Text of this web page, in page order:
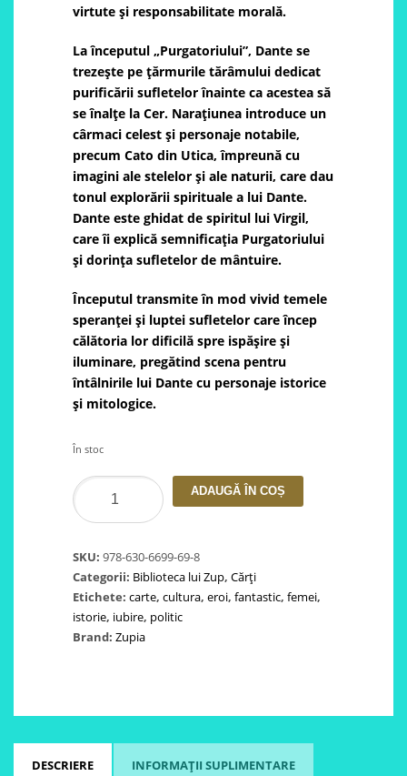
virtute și responsabilitate morală.
La începutul „Purgatoriului”, Dante se
trezește pe țărmurile tărâmului dedicat
purificării sufletelor înainte ca acestea să
se înalțe la Cer. Narațiunea introduce un
cârmaci celest și personaje notabile,
precum Cato din Utica, împreună cu
imagini ale stelelor și ale naturii, care dau
tonul explorării spirituale a lui Dante.
Dante este ghidat de spiritul lui Virgil,
care îi explică semnificația Purgatoriului
și dorința sufletelor de mântuire.
Începutul transmite în mod vivid temele
speranței și luptei sufletelor care încep
călătoria lor dificilă spre ispășire și
iluminare, pregătind scena pentru
întâlnirile lui Dante cu personaje istorice
și mitologice.
În stoc
Cantitate
Purgatoriul-
Divina
-
Dante
ADAUGĂ ÎN COȘ
SKU: 978-630-6699-69-8
Categorii: Biblioteca lui Zup, Cărți
Etichete: carte, cultura, eroi, fantastic, femei,
istorie, iubire, politic
Brand: Zupia
DESCRIERE INFORMAȚII SUPLIMENTARE